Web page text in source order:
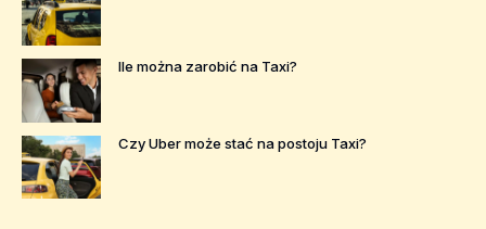
Ile można zarobić na Taxi?
Czy Uber może stać na postoju Taxi?